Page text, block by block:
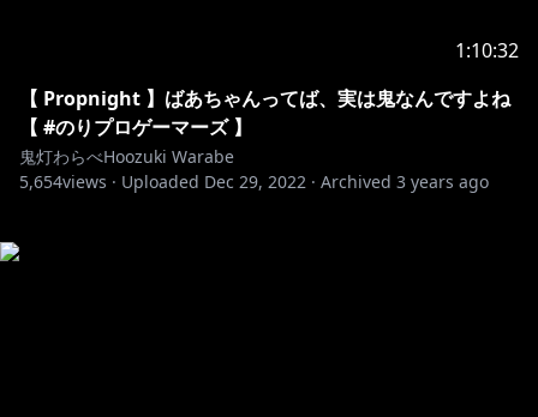
1:10:32
【 Propnight 】ばあちゃんってば、実は鬼なんですよね
【 #のりプロゲーマーズ 】
鬼灯わらべHoozuki Warabe
5,654views · Uploaded Dec 29, 2022 · Archived 3 years ago